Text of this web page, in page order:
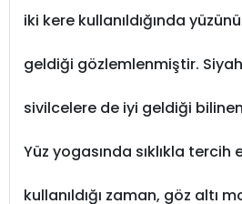
iki kere kullanıldığında
geldiği gözlemlenmiştir.
sivilcelere de iyi geldiği
Yüz yogasında sıklıkla tercih
kullanıldığı zaman, göz altı